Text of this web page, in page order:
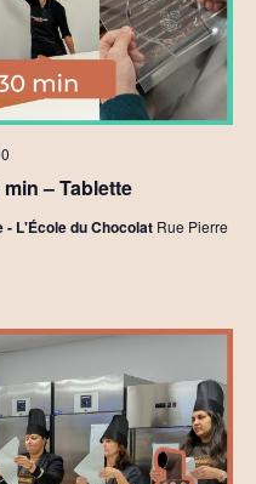
– Tablette
- L'École du Chocolat Rue Pierre